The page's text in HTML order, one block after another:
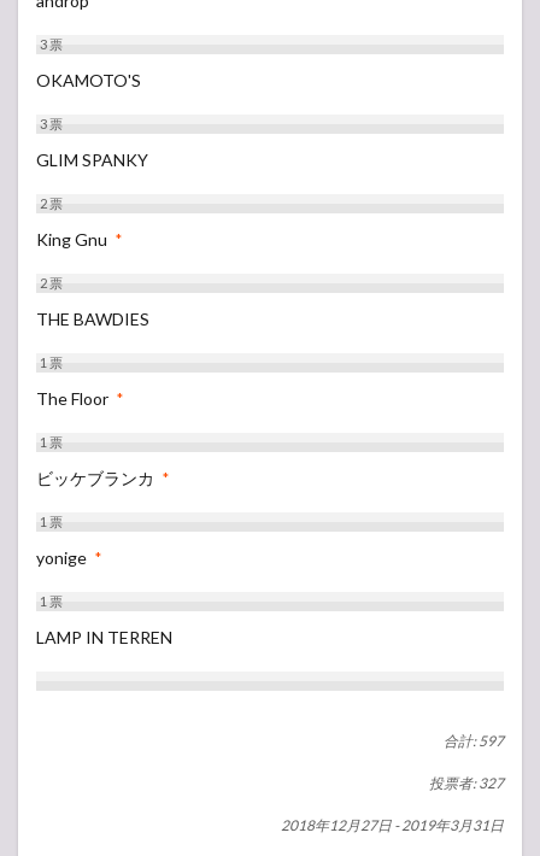
3票
OKAMOTO'S
3票
GLIM SPANKY
2票
King Gnu *
2票
THE BAWDIES
1票
The Floor *
1票
ビッケブランカ *
1票
yonige *
1票
LAMP IN TERREN
合計: 597
投票者: 327
2018年12月27日 -2019年3月31日